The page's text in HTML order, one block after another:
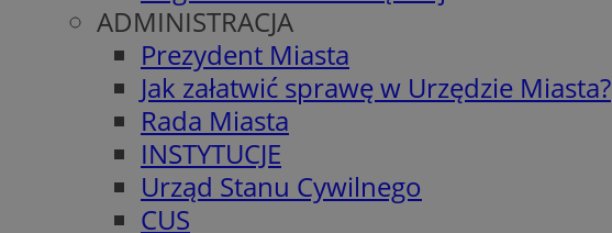
ADMINISTRACJA
Prezydent Miasta
Jak załatwić sprawę w Urzędzie Miasta?
Rada Miasta
INSTYTUCJE
Urząd Stanu Cywilnego
CUS